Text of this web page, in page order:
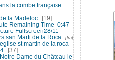
la combe française
la Madeloc
19
Remaining Time -0:47
Fullscreen28/11
san Marti de la Roca
85
st martin de la roca
37
Dame du Château le